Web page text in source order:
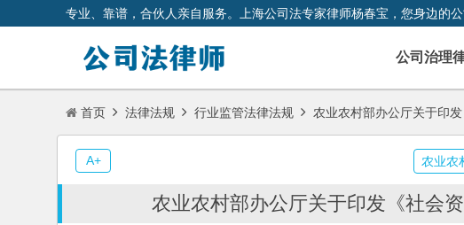
专业、靠谱，合伙人亲自服务。上海公司法专家律师杨春宝，您身边的
公司治理
首页 法律法规 行业监管法律法规 农业农村部办公厅关于印
农业农村部办公厅关于印发《社会
农业农
A+